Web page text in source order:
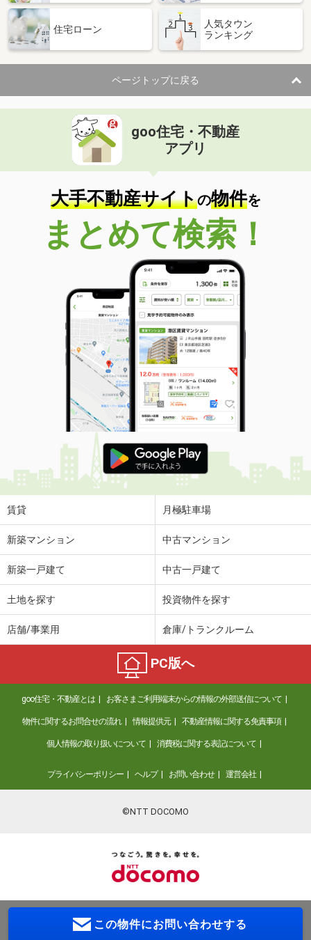
住宅ローン
人気タウン
ランキング
ページトップに戻る
goo住宅・不動産
アプリ
大手不動産サイトの物件を
まとめて検索！
賃貸 月極駐車場
新築マンション 中古マンション
新築一戸建て 中古一戸建て
土地を探す 投資物件を探す
店舗/事業用 倉庫/トランクルーム
PC版へ
goo住宅・不動産とは お客さまご利用端末からの情報の外部送信について
物件に関するお問合せの流れ 情報提供元 不動産情報に関する免責事項
個人情報の取り扱いについて 消費税に関する表記について
プライバシーポリシー ヘルプ お問い合わせ 運営会社
©NTT DOCOMO
この物件にお問い合わせする